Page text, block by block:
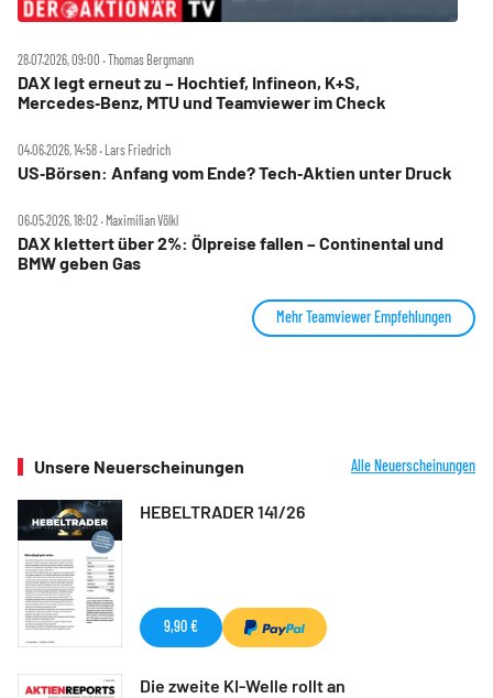
28.07.2026, 09:00 ‧ Thomas Bergmann
DAX legt erneut zu – Hochtief, Infineon, K+S,
Mercedes‑Benz, MTU und Teamviewer im Check
04.06.2026, 14:58 ‧ Lars Friedrich
US‑Börsen: Anfang vom Ende? Tech‑Aktien unter Druck
06.05.2026, 18:02 ‧ Maximilian Völkl
DAX klettert über 2%: Ölpreise fallen – Continental und
BMW geben Gas
Mehr Teamviewer Empfehlungen
Unsere Neuerscheinungen Alle Neuerscheinungen
HEBELTRADER 141/26
9,90 €
Die zweite KI-Welle rollt an